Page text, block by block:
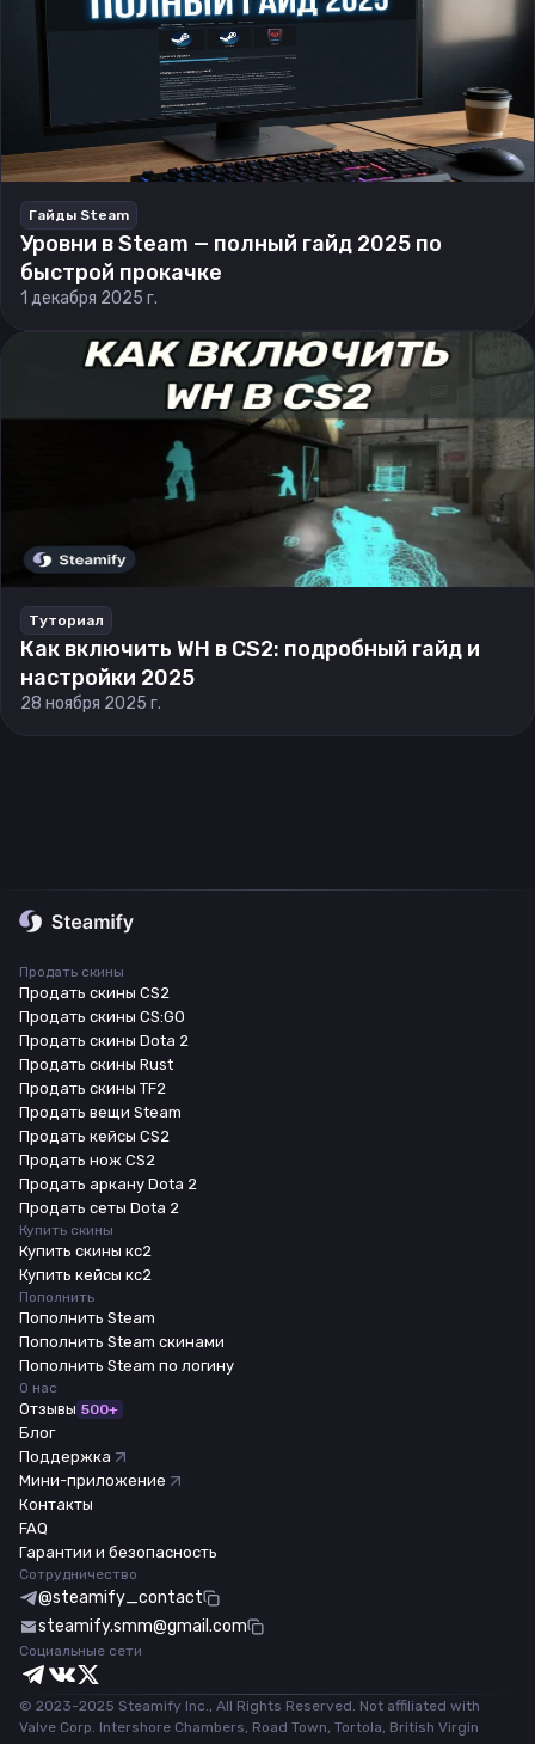
Гайды Steam
Уровни в Steam — полный гайд 2025 по
быстрой прокачке
1 декабря 2025 г.
Туториал
Как включить WH в CS2: подробный гайд и
настройки 2025
28 ноября 2025 г.
Продать скины
Продать скины CS2
Продать скины CS:GO
Продать скины Dota 2
Продать скины Rust
Продать скины TF2
Продать вещи Steam
Продать кейсы CS2
Продать нож CS2
Продать аркану Dota 2
Продать сеты Dota 2
Купить скины
Купить скины кс2
Купить кейсы кс2
Пополнить
Пополнить Steam
Пополнить Steam скинами
Пополнить Steam по логину
О нас
Отзывы 500+
Блог
Поддержка
Мини-приложение
Контакты
FAQ
Гарантии и безопасность
Сотрудничество
@steamify_contact
steamify.smm@gmail.com
Социальные сети
© 2023-2025 Steamify Inc., All Rights Reserved. Not affiliated with
Valve Corp. Intershore Chambers, Road Town, Tortola, British Virgin